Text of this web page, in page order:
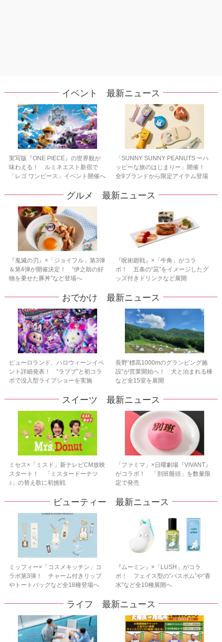
イベント 最新ニュース
実写版『ONE PIECE』の世界観が
味わえる！ ルミネエスト新宿で
「レゴ ワンピース」イベント開催へ
「SUNNY SUNNY PEANUTS ーハ
ッピーな旅のはじまりー」開催！
全9ブランドから限定アイテム登場
グルメ 最新ニュース
『鬼滅の刃』×「ジョイフル」第3弾
＆第4弾が開催決定！ “伊之助の好
物を乗せた豚丼”など登場へ
『呪術廻戦』×「牛角」がコラ
ボ！ 五条の“茈”をイメージしたグ
ッズ付きドリンクなど展開
おでかけ 最新ニュース
ピューロランド、ハロウィーンイベ
ント詳細発表！ “ラブブ”と初コラ
ボで没入型ライブショーを実施
長野“標高1000mのグランピング施
設”が営業開始へ！ 犬と泊まれる棟
など全15室を展開
スイーツ 最新ニュース
ミセス×「ミスド」新テレビCM放映
スタート！ 「ミスタードーナツ
♪」の替え歌に初挑戦
「ファミマ」×日曜劇場『VIVANT』
がコラボ！ 「別班饅頭」を数量限
定で発売
ビューティー 最新ニュース
ミッフィー×「コスメキッチン」コ
ラボ第3弾！ チャーム付きリップ
やトートバッグなど全18種登場へ
『ムーミン』×「LUSH」がコラ
ボ！ フェイス型の“バスボム”や“香
水”など全10種展開へ
ライフ 最新ニュース